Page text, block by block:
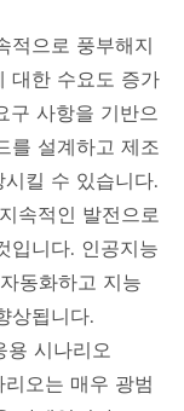
적으로 풍부해지
대한 수요도 증가
구 사항을 기반으
를 설계하고 제조
킬 수 있습니다.
속적인 발전으로
입니다. 인공지능
동화하고 지능
상됩니다.
시나리오
오는 매우 광범